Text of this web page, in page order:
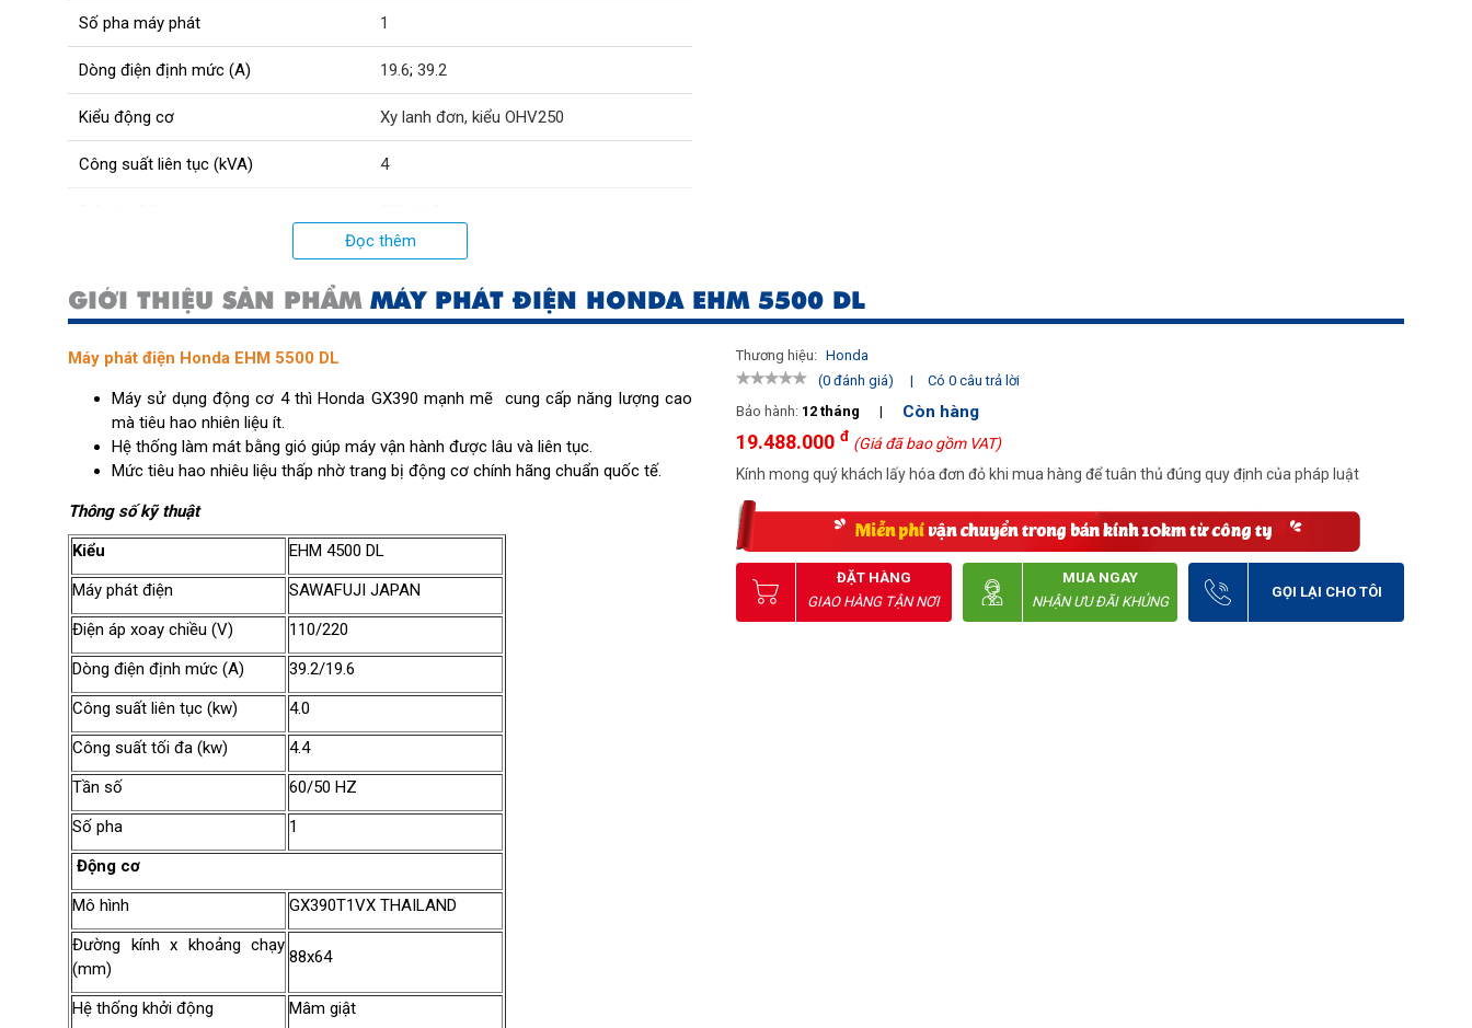
Số pha máy phát 1
Dòng điện định mức (A) 19.6; 39.2
Kiểu động cơ Xy lanh đơn, kiểu OHV250
Công suất liên tục (kVA) 4
Bằng tay
Dung tích bình nhiên liệu (L) 25
Đường kínhxhành trình piston (mm)
Trọng lượng (kg) 74
Kích thước (mm) 700x550x580
Kiểu làm mát Bằng gió
Dung tích bình xăng (L) 25
Đọc thêm
GIỚI THIỆU SẢN PHẨM MÁY PHÁT ĐIỆN HONDA EHM 5500 DL
Máy phát điện Honda EHM 5500 DL
Máy sử dụng động cơ 4 thì Honda GX390 mạnh mẽ cung cấp năng lượng cao
mà tiêu hao nhiên liệu ít.
Hệ thống làm mát bằng gió giúp máy vận hành được lâu và liên tục.
Mức tiêu hao nhiêu liệu thấp nhờ trang bị động cơ chính hãng chuẩn quốc tế.
Thông số kỹ thuật
Kiểu
EHM 4500 DL
Máy phát điện
SAWAFUJI JAPAN
Điện áp xoay chiều (V)
110/220
Dòng điện định mức (A)
39.2/19.6
Công suất liên tục (kw)
4.0
Công suất tối đa (kw)
4.4
Tần số
60/50 HZ
Số pha
1
Động cơ
Mô hình
GX390T1VX THAILAND
Đường kính x khoảng chạy
(mm)
88x64
Hệ thống khởi động
Mâm giật
Thương hiệu: Honda
(0 đánh giá)
|
Có 0 câu trả lời
Bảo hành: 12 tháng | Còn hàng
19.488.000 đ (Giá đã bao gồm VAT)
Kính mong quý khách lấy hóa đơn đỏ khi mua hàng để tuân thủ đúng quy định của pháp luật
ĐẶT HÀNG
GIAO HÀNG TẬN NƠI
MUA NGAY
NHẬN ƯU ĐÃI KHỦNG
GỌI LẠI CHO TÔI